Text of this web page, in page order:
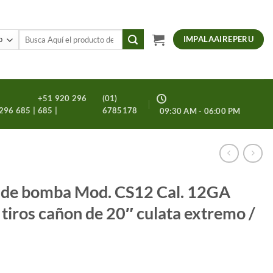
Buscar
IMPALAAIREPERU
09:30 AM - 06:00 PM
685 |
+51 920 296
685 |
(01)
6785178
bomba Mod. CS12 Cal. 12GA
cañon de 20″ culata extremo /